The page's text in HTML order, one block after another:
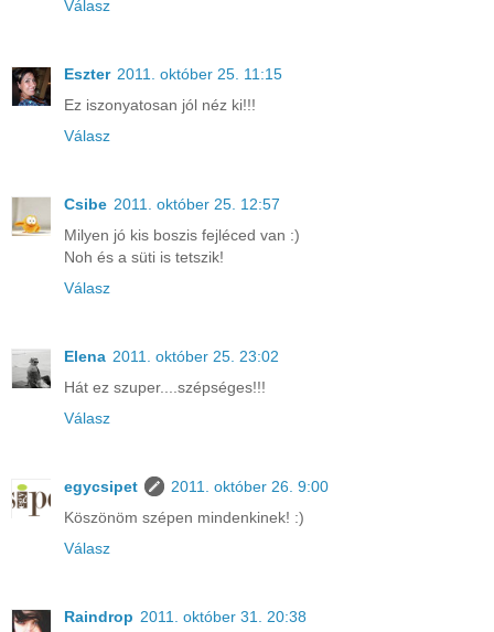
Válasz
Eszter 2011. október 25. 11:15
Ez iszonyatosan jól néz ki!!!
Válasz
Csibe 2011. október 25. 12:57
Milyen jó kis boszis fejléced van :)
Noh és a süti is tetszik!
Válasz
Elena 2011. október 25. 23:02
Hát ez szuper....szépséges!!!
Válasz
egycsipet
2011. október 26. 9:00
Köszönöm szépen mindenkinek! :)
Válasz
Raindrop 2011. október 31. 20:38